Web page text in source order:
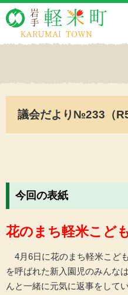
議会だより№233（
今回の表紙
花のまち軽米こど
4月6日に花のまち軽米こど
を呼ばれた新入園児のみんな
んと一緒に元気に返事をして